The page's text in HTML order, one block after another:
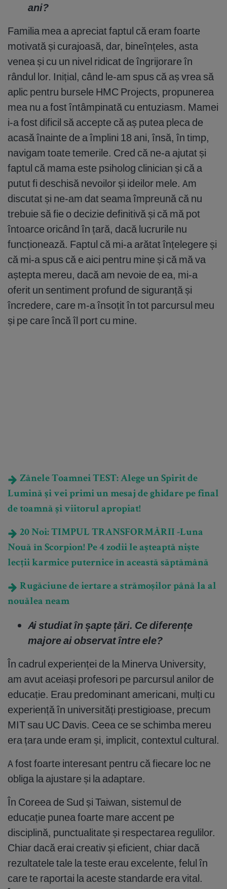
ani?
Familia mea a apreciat faptul că eram foarte
motivată și curajoasă, dar, bineînțeles, asta
venea și cu un nivel ridicat de îngrijorare în
rândul lor. Inițial, când le-am spus că aș vrea să
aplic pentru bursele HMC Projects, propunerea
mea nu a fost întâmpinată cu entuziasm. Mamei
i-a fost dificil să accepte că aș putea pleca de
acasă înainte de a împlini 18 ani, însă, în timp,
navigam toate temerile. Cred că ne-a ajutat și
faptul că mama este psiholog clinician și că a
putut fi deschisă nevoilor și ideilor mele. Am
discutat și ne-am dat seama împreună că nu
trebuie să fie o decizie definitivă și că mă pot
întoarce oricând în țară, dacă lucrurile nu
funcționează. Faptul că mi-a arătat înțelegere și
că mi-a spus că e aici pentru mine și că mă va
aștepta mereu, dacă am nevoie de ea, mi-a
oferit un sentiment profund de siguranță și
încredere, care m-a însoțit în tot parcursul meu
și pe care încă îl port cu mine.
Zânele Toamnei TEST: Alege un Spirit de
Lumină și vei primi un mesaj de ghidare pe final
de toamnă și viitorul apropiat!
20 Noi: TIMPUL TRANSFORMĂRII -Luna
Nouă în Scorpion! Pe 4 zodii le așteaptă niște
lecții karmice puternice în această săptămână
Rugăciune de iertare a strămoșilor până la al
nouălea neam
Ai studiat în șapte țări. Ce diferențe
majore ai observat între ele?
În cadrul experienței de la Minerva University,
am avut aceiași profesori pe parcursul anilor de
educație. Erau predominant americani, mulți cu
experiență în universități prestigioase, precum
MIT sau UC Davis. Ceea ce se schimba mereu
era țara unde eram și, implicit, contextul cultural.
A fost foarte interesant pentru că fiecare loc ne
obliga la ajustare și la adaptare.
În Coreea de Sud și Taiwan, sistemul de
educație punea foarte mare accent pe
disciplină, punctualitate și respectarea regulilor.
Chiar dacă erai creativ și eficient, chiar dacă
rezultatele tale la teste erau excelente, felul în
care te raportai la aceste standarde era vital.